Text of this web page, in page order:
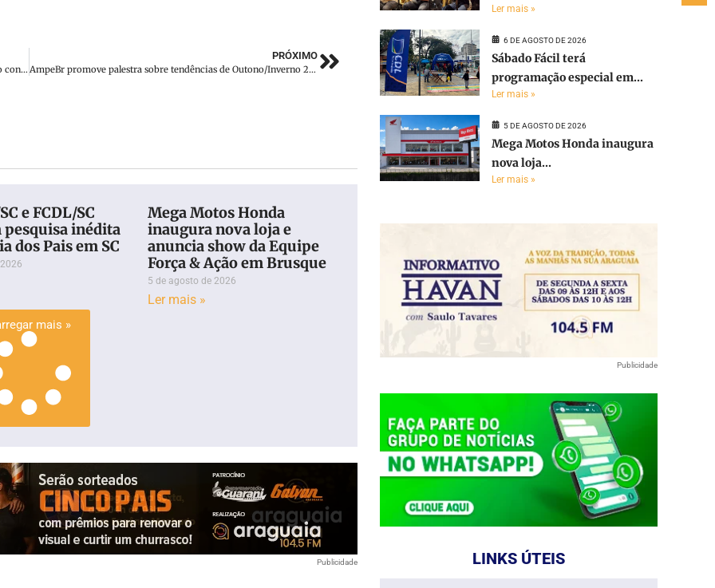
Alunos do SESI de Brusque conquistam medalhas de ouro no concurso Canguru de Matemática
PRÓXIMO
AmpeBr promove palestra sobre tendências de Outono/Inverno 2025
e FCDL/SC
inédita
dos Pais em SC
Mega Motos Honda
inaugura nova loja e
anuncia show da Equipe
Força & Ação em Brusque
5 de agosto de 2026
Ler mais »
mais »
Publicidade
Ler mais »
6 DE AGOSTO DE 2026
Sábado Fácil terá
programação especial em...
Ler mais »
5 DE AGOSTO DE 2026
Mega Motos Honda inaugura
nova loja...
Ler mais »
Publicidade
LINKS ÚTEIS